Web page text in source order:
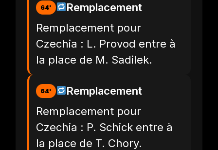
64'
Remplacement
Remplacement pour
Czechia : L. Provod entre à
la place de M. Sadilek.
64'
Remplacement
Remplacement pour
Czechia : P. Schick entre à
la place de T. Chory.